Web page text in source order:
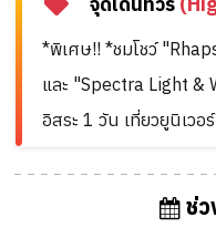
*พิเศษ!! *ชมโชว์
และ "Spectra Light &
อิสระ 1 วัน เที่ยวยูนิเวอ
ช่ว